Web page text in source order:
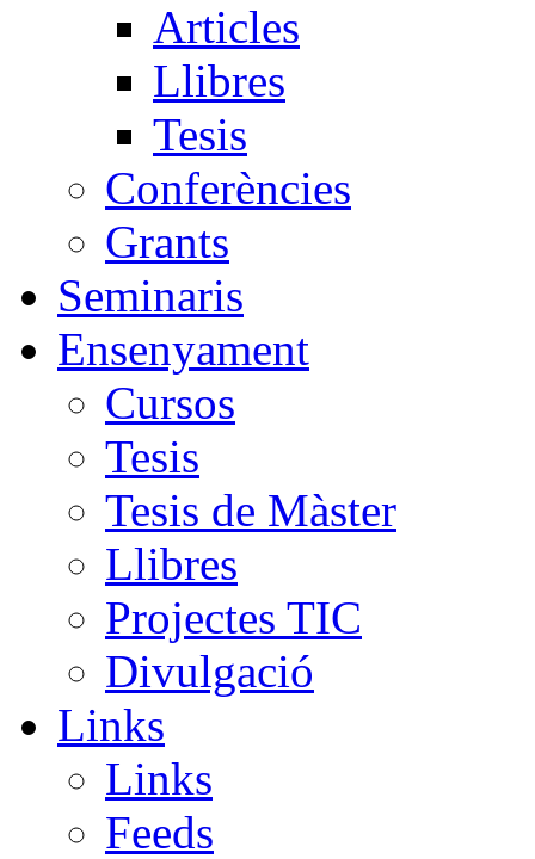
Articles
Llibres
Tesis
Conferències
Grants
Seminaris
Ensenyament
Cursos
Tesis
Tesis de Màster
Llibres
Projectes TIC
Divulgació
Links
Links
Feeds